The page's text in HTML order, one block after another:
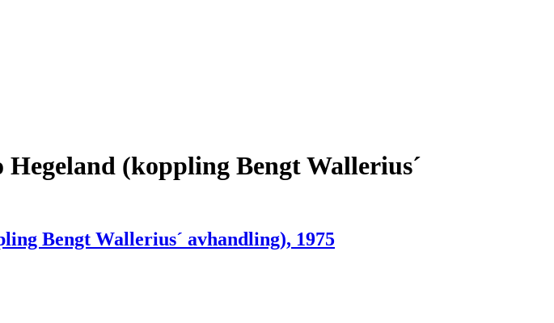
(koppling Bengt Wallerius´
Bengt Wallerius´ avhandling), 1975